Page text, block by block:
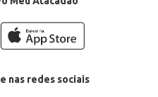
nas redes sociais